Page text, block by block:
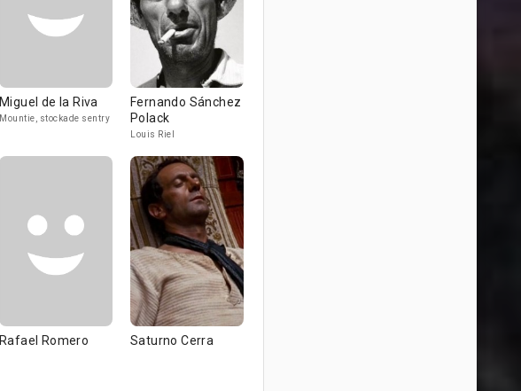
Miguel de la Riva
Mountie, stockade sentry
Fernando Sánchez
Polack
Louis Riel
Rafael Romero Saturno Cerra